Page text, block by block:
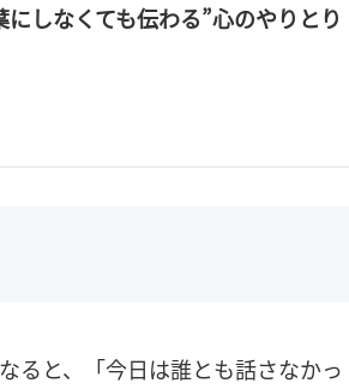
にしなくても伝わる”心のやりとり
ると、「今日は誰とも話さなかっ